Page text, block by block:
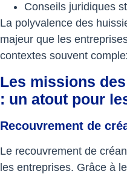
Conseils juridiques
La polyvalence des
majeur que les
contextes souvent
Les missions
: un atout pour
Recouvrement de
Le recouvrement de
les entreprises. Grâce à